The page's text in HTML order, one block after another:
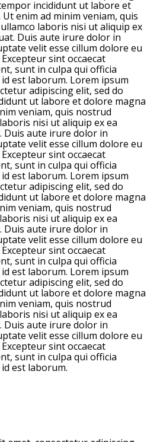
incididunt ut labore et
enim ad minim veniam, quis
laboris nisi ut aliquip ex
Duis aute irure dolor in
velit esse cillum dolore eu
sint occaecat
sunt in culpa qui officia
est laborum. Lorem ipsum
adipiscing elit, sed do
ut labore et dolore magna
veniam, quis nostrud
nisi ut aliquip ex ea
Duis aute irure dolor in
velit esse cillum dolore eu
sint occaecat
sunt in culpa qui officia
est laborum. Lorem ipsum
adipiscing elit, sed do
ut labore et dolore magna
veniam, quis nostrud
nisi ut aliquip ex ea
Duis aute irure dolor in
velit esse cillum dolore eu
sint occaecat
sunt in culpa qui officia
est laborum. Lorem ipsum
adipiscing elit, sed do
ut labore et dolore magna
veniam, quis nostrud
nisi ut aliquip ex ea
Duis aute irure dolor in
velit esse cillum dolore eu
sint occaecat
sunt in culpa qui officia
est laborum.